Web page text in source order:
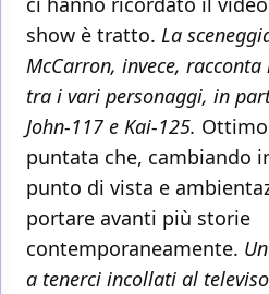
show è tratto. La
McCarron, invece,
tra i vari personaggi, in
John-117 e Kai-125.
puntata che, cambiando
punto di vista e
portare avanti più storie
contemporaneamente.
a tenerci incollati al